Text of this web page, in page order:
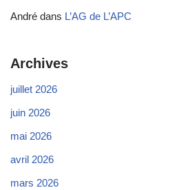
André dans L’AG de L’APC
Archives
juillet 2026
juin 2026
mai 2026
avril 2026
mars 2026